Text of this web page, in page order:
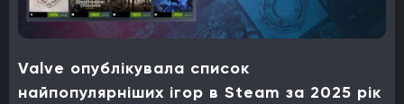
Valve опублікувала список
найпопулярніших ігор в Steam за 2025 рік